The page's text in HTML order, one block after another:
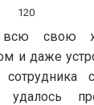
120
свою
и даже